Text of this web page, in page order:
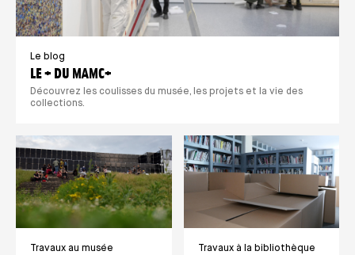
LE + DU MAMC+
Le blog
Découvrez les coulisses du musée, les projets et la vie des
collections.
Travaux au musée Travaux à la bibliothèque